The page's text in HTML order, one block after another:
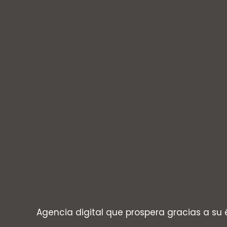
Agencia digital que prospera gracias a su